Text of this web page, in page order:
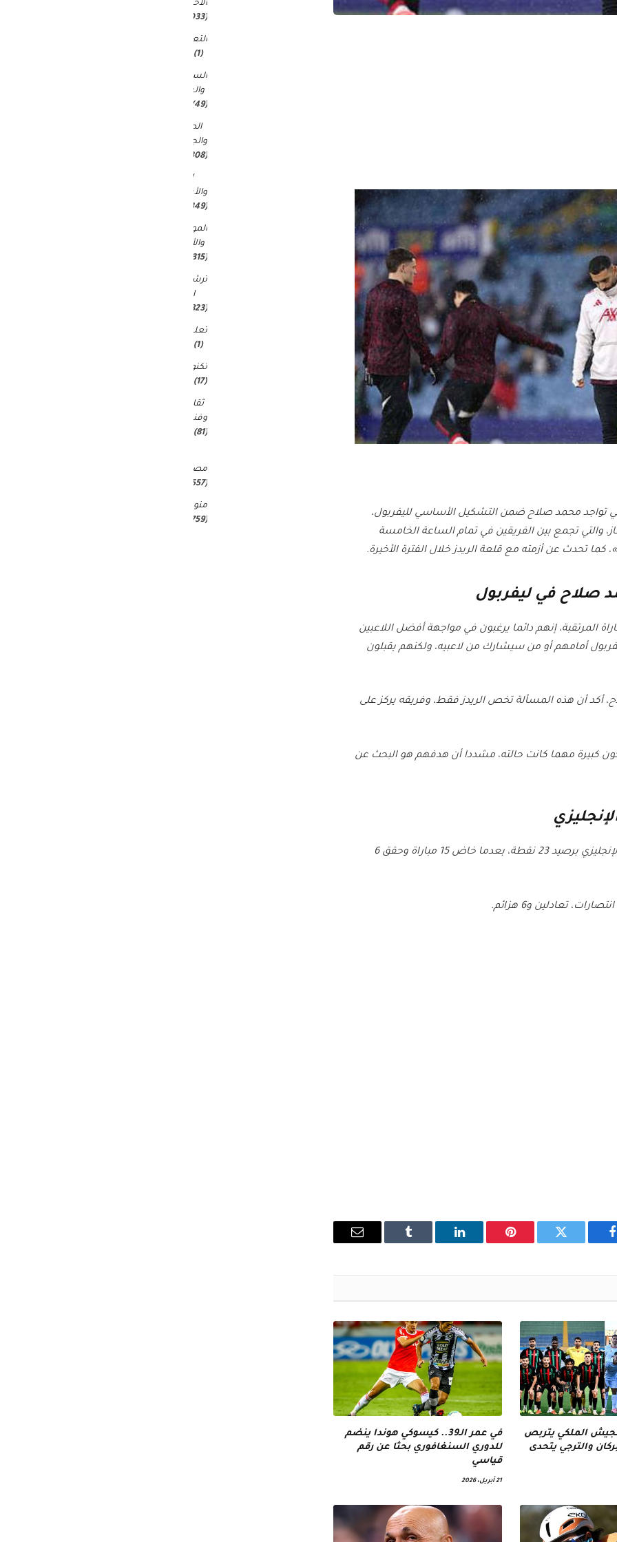
في تواجد محمد صلاح ضمن التشكيل الأساسي لليفربول،
الممتاز، والتي تجمع بين الفريقين في تمام الساعة الخامسة
تحدث عن أزمته مع قلعة الريدز خلال الفترة الأخيرة.
صلاح في ليفربول
المرتقبة، إنهم دائما يرغبون في مواجهة أفضل اللاعبين
أمامهم أو من سيشارك من لاعبيه، ولكنهم يقبلون
أكد أن هذه المسألة تخص الريدز فقط، وفريقه يركز على
كبيرة مهما كانت حالته، مشددا أن هدفهم هو البحث عن
ويتواجد برايتون في المركز الثامن بجدول ترتيب الدوري الإنجليزي برصيد 23 نقطة، بعدما خاض 15 مباراة وحقق 6
فيسبوك تويتر بينتيريستلينكدإن Tumblr
البريد
الملكي يتربص
والترجي يتحدى
في عمر الـ39.. كيسوكي هوندا ينضم
للدوري السنغافوري بحثا عن رقم
قياسي
21 أبريل، 2026
الاخبار
(9٬033)
التعليم
(1)
السياحة
والسفر
(49)
الصحة
والجمال
(15٬308)
والأعمال
(349)
الموضة
والأزياء
(315)
ترشيحات
المحرر
(4٬823)
تعليم
(1)
تكنولوجيا
(17)
ثقافة
وفنون
(81)
مصنف
(25٬557)
منوعات
(4٬759)